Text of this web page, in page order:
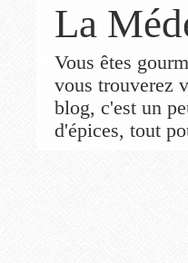
La
Vous êtes
vous trouverez
blog, c'est un
d'épices, tout